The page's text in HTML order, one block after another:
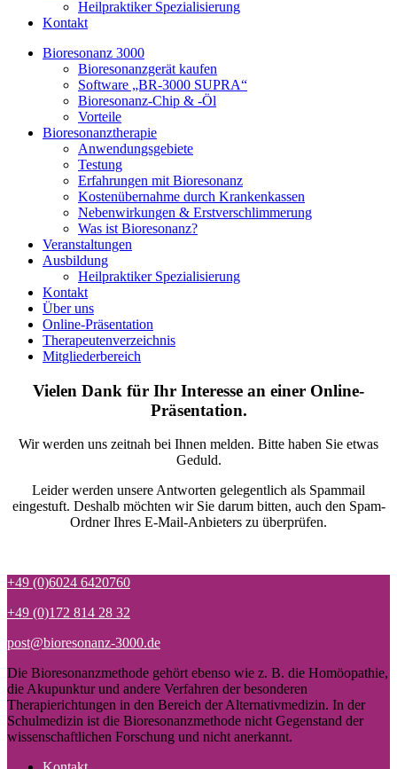
Heilpraktiker Spezialisierung
Kontakt
Bioresonanz 3000
Bioresonanzgerät kaufen
Software „BR-3000 SUPRA“
Bioresonanz-Chip & -Öl
Vorteile
Bioresonanztherapie
Anwendungsgebiete
Testung
Erfahrungen mit Bioresonanz
Kostenübernahme durch Krankenkassen
Nebenwirkungen & Erstverschlimmerung
Was ist Bioresonanz?
Veranstaltungen
Ausbildung
Heilpraktiker Spezialisierung
Kontakt
Über uns
Online-Präsentation
Therapeutenverzeichnis
Mitgliederbereich
Vielen Dank für Ihr Interesse an einer Online-
Präsentation.
Wir werden uns zeitnah bei Ihnen melden. Bitte haben Sie etwas
Geduld.
Leider werden unsere Antworten gelegentlich als Spammail
eingestuft. Deshalb möchten wir Sie darum bitten, auch den Spam-
Ordner Ihres E-Mail-Anbieters zu überprüfen.
+49 (0)6024 6420760
+49 (0)172 814 28 32
post@bioresonanz-3000.de
Die Bioresonanzmethode gehört ebenso wie z. B. die Homöopathie,
die Akupunktur und andere Verfahren der besonderen
Therapierichtungen in den Bereich der Alternativmedizin. In der
Schulmedizin ist die Bioresonanzmethode nicht Gegenstand der
wissenschaftlichen Forschung und nicht anerkannt.